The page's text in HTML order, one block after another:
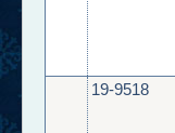
19-9518